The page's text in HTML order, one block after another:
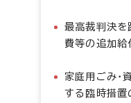
最高裁判決を
費等の追加給
家庭用ごみ・
する臨時措置